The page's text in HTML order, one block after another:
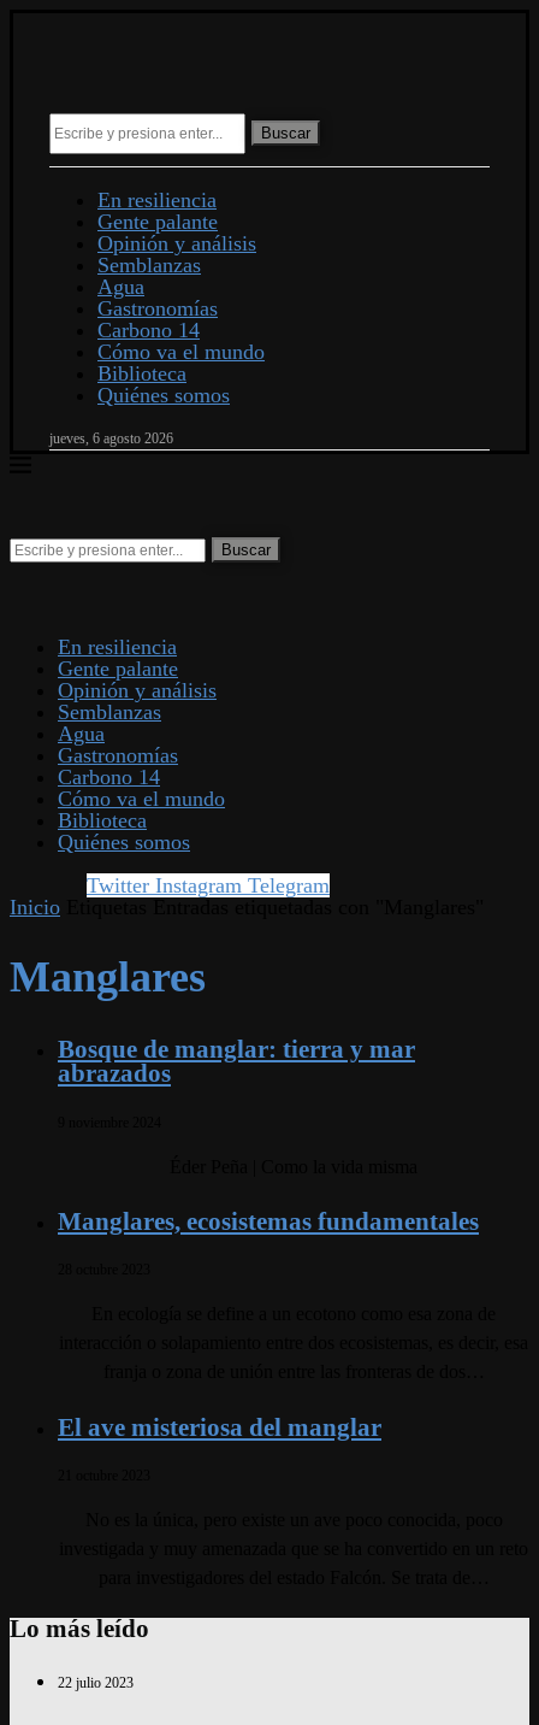
Buscar
En resiliencia
Gente palante
Opinión y análisis
Semblanzas
Agua
Gastronomías
Carbono 14
Cómo va el mundo
Biblioteca
Quiénes somos
jueves, 6 agosto 2026
En resiliencia
Gente palante
Opinión y análisis
Semblanzas
Agua
Gastronomías
Carbono 14
Cómo va el mundo
Biblioteca
Quiénes somos
Twitter Instagram Telegram
Inicio
Manglares
Bosque de manglar: tierra y mar
abrazados
Manglares, ecosistemas fundamentales
El ave misteriosa del manglar
Lo más leído
22 julio 2023